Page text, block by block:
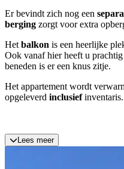
Er bevindt zich nog een
berging zorgt voor extra
Het balkon is een heerlijke
Ook vanaf hier heeft u
beneden is er een knus zitje.
Het appartement wordt
opgeleverd inclusiefinventaris.
Lees meer